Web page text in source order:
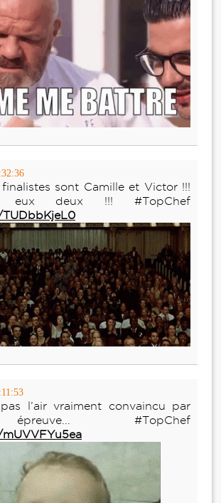
sont Camille et Victor !!!
eux deux !!! #TopChef
l’air vraiment convaincu par
#TopChef